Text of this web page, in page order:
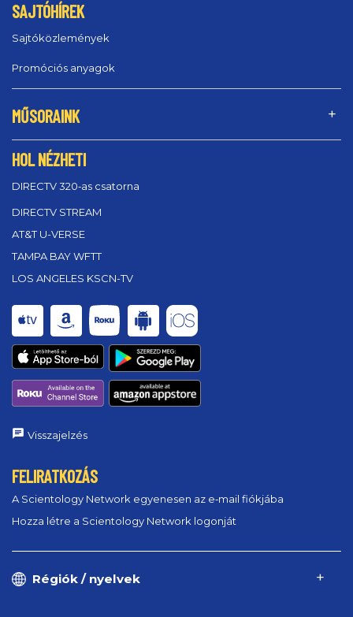
SAJTÓHÍREK
Sajtóközlemények
Promóciós anyagok
MŰSORAINK
HOL NÉZHETI
DIRECTV 320‑as csatorna
DIRECTV STREAM
AT&T U-VERSE
TAMPA BAY WFTT
LOS ANGELES KSCN-TV
Visszajelzés
FELIRATKOZÁS
A Scientology Network egyenesen az e‑mail fiókjába
Hozza létre a Scientology Network logonját
Régiók / nyelvek